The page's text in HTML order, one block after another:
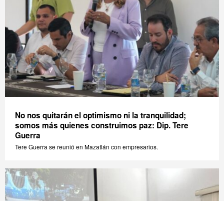
No nos quitarán el optimismo ni la tranquilidad;
somos más quienes construimos paz: Dip. Tere
Guerra
Tere Guerra se reunió en Mazatlán con empresarios.